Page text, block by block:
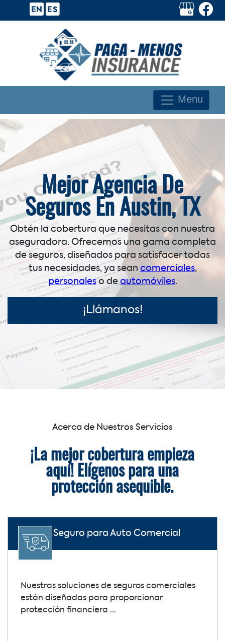
Menu
Mejor Agencia De
Seguros En Austin, TX
Obtén la cobertura que necesitas con nuestra
aseguradora. Ofrecemos una gama completa
de seguros, diseñados para satisfacer todas
tus necesidades, ya sean comerciales,
personaleso deautomóviles.
¡Llámanos!
Acerca de Nuestros Servicios
¡La mejor cobertura empieza
aquí! Elígenos para una
protección asequible.
Seguro para Auto Comercial
Nuestras soluciones de seguros comerciales
están diseñadas para proporcionar
protección financiera ...